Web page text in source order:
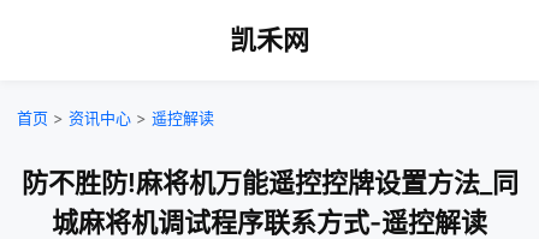
凯禾网
首页 > 资讯中心 > 遥控解读
防不胜防!麻将机万能遥控控牌设置方法_同
城麻将机调试程序联系方式-遥控解读